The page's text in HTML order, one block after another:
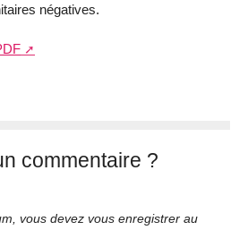
négatives.
commentaire ?
vous devez vous enregistrer au